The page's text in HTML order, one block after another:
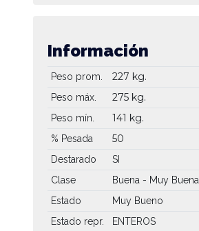
Información
Peso prom. 227 kg.
Peso máx. 275 kg.
Peso mín. 141 kg.
% Pesada 50
Destarado
SI
Clase
Buena - Muy Buena
Estado
Muy Bueno
Estado repr.
ENTEROS